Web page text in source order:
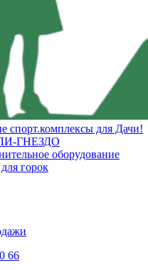
спорт.комплексы для Дачи!
ГНЕЗДО
оборудование
горок
66